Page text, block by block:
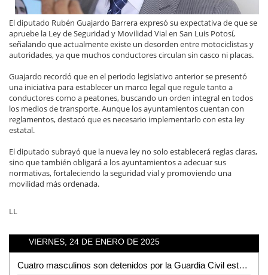
El diputado Rubén Guajardo Barrera expresó su expectativa de que se
apruebe la Ley de Seguridad y Movilidad Vial en San Luis Potosí,
señalando que actualmente existe un desorden entre motociclistas y
autoridades, ya que muchos conductores circulan sin casco ni placas.
Guajardo recordó que en el periodo legislativo anterior se presentó
una iniciativa para establecer un marco legal que regule tanto a
conductores como a peatones, buscando un orden integral en todos
los medios de transporte. Aunque los ayuntamientos cuentan con
reglamentos, destacó que es necesario implementarlo con esta ley
estatal.
El diputado subrayó que la nueva ley no solo establecerá reglas claras,
sino que también obligará a los ayuntamientos a adecuar sus
normativas, fortaleciendo la seguridad vial y promoviendo una
movilidad más ordenada.
LL
VIERNES, 24 DE ENERO DE 2025
Cuatro masculinos son detenidos por la Guardia Civil estatal, tras delitos contra servidores públicos